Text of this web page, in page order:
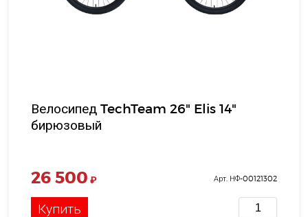
Велосипед TechTeam 26" Elis 14"
бирюзовый
26 500 ₽ Арт. НФ-00121302
Купить